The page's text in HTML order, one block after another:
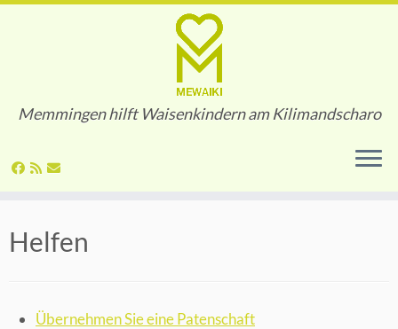
Inhalt
Memmingen hilft Waisenkindern am Kilimandscharo
Helfen
Übernehmen Sie eine Patenschaft